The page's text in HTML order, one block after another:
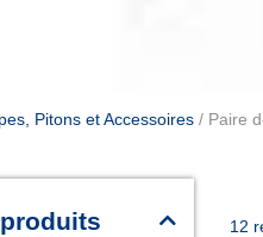
Pitons et Accessoires / Paire
12